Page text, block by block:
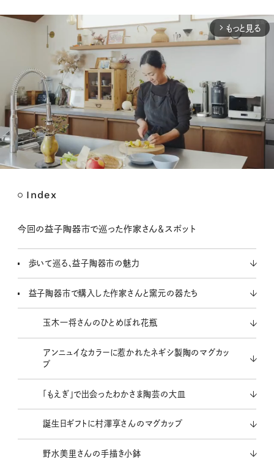
arrow_forward_ios もっと見る
Index
今回の益子陶器市で巡った作家さん＆スポット
歩いて巡る、益子陶器市の魅力
益子陶器市で購入した作家さんと窯元の器たち
玉木一将さんのひとめぼれ花瓶
アンニュイなカラーに惹かれたネギシ製陶のマグカッ
プ
「もえぎ」で出会ったわかさま陶芸の大皿
誕生日ギフトに村澤享さんのマグカップ
野水美里さんの手描き小鉢